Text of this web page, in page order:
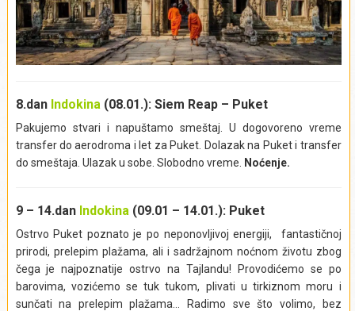
izdvajaju u odnosu na ostale, i koje ćemo posetiti, su
Krunidbena hala i Srebrna pagoda. U Krunidbenoj hali nalazi
se kraljevski tron na koji monarh seda kada stupa na
kraljevsku dužnost, dok je Srebrna pagoda poznata po podu
čega je i dobila ovaj naziv.
Izlet obuhvata:
Izlet ne obuhvata:Napojnice (bakšiš), obroke.
Izlet se realizuje iz mesta:Pnom Pen
Wat
Bayon
8.dan Indokina (08.01.): Siem Reap – Puket
Pakujemo stvari i napuštamo smeštaj. U dogovoreno vreme
transfer do aerodroma i let za Puket. Dolazak na Puket i transfer
do smeštaja. Ulazak u sobe. Slobodno vreme.
Noćenje.
9 – 14.dan Indokina (09.01 – 14.01.): Puket
Ostrvo Puket poznato je po neponovljivoj energiji, fantastičnoj
prirodi, prelepim plažama, ali i sadržajnom noćnom životu zbog
čega je najpoznatije ostrvo na Tajlandu! Provodićemo se po
barovima, vozićemo se tuk tukom, plivati u tirkiznom moru i
sunčati na prelepim plažama… Radimo sve što volimo, bez